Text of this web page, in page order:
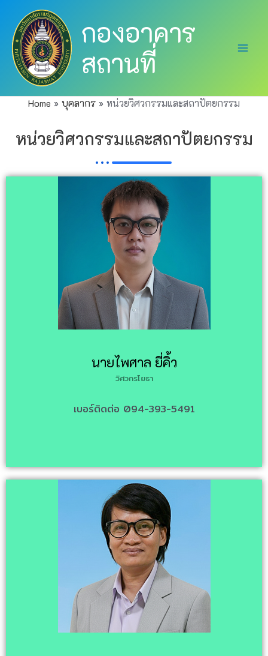
content
กองอาคาร
สถานที่
Home บุคลากร หน่วยวิศวกรรมและสถาปัตยกรรม
หน่วยวิศวกรรมและสถาปัตยกรรม
นายไพศาล ยี่คิ้ว
วิศวกรโยธา
เบอร์ติดต่อ 094-393-5491